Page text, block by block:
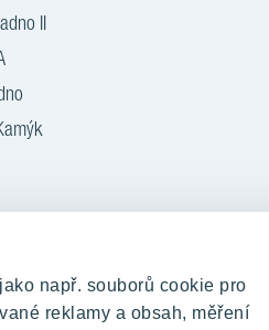
např. souborů cookie pro
reklamy a obsah, měření
II